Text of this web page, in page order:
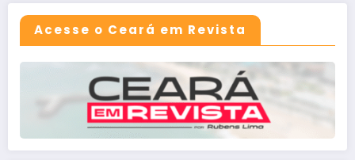
Acesse o Ceará em Revista